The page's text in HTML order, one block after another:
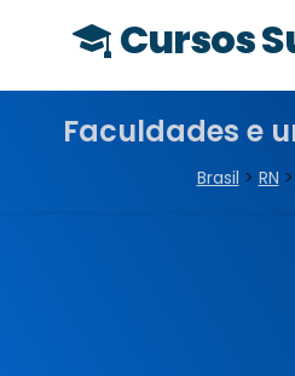
Cursos
Faculdades e
Brasil > RN >